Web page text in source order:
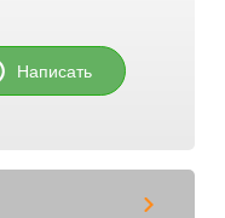
Написать